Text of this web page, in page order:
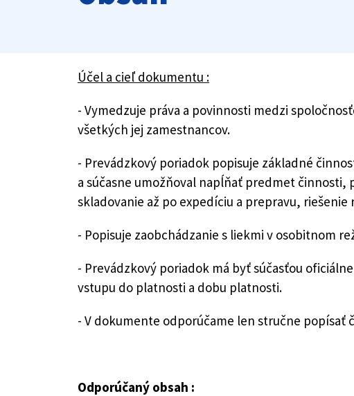
Účel a cieľ dokumentu :
- Vymedzuje práva a povinnosti medzi
všetkých jej zamestnancov.
- Prevádzkový poriadok popisuje základné
a súčasne umožňoval napĺňať predmet
skladovanie až po expedíciu a prepravu,
- Popisuje zaobchádzanie s liekmi v osobitnom
- Prevádzkový poriadok má byť súčasťou
vstupu do platnosti a dobu platnosti.
- V dokumente odporúčame len stručne popísať
Odporúčaný obsah :